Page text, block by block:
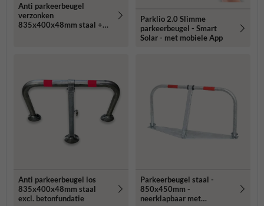
Anti parkeerbeugel
verzonken
835x400x48mm staal +
Parklio 2.0 Slimme
parkeerbeugel - Smart
Solar - met mobiele App
Anti parkeerbeugel los
835x400x48mm staal
excl. betonfundatie
Parkeerbeugel staal -
850x450mm -
neerklapbaar met